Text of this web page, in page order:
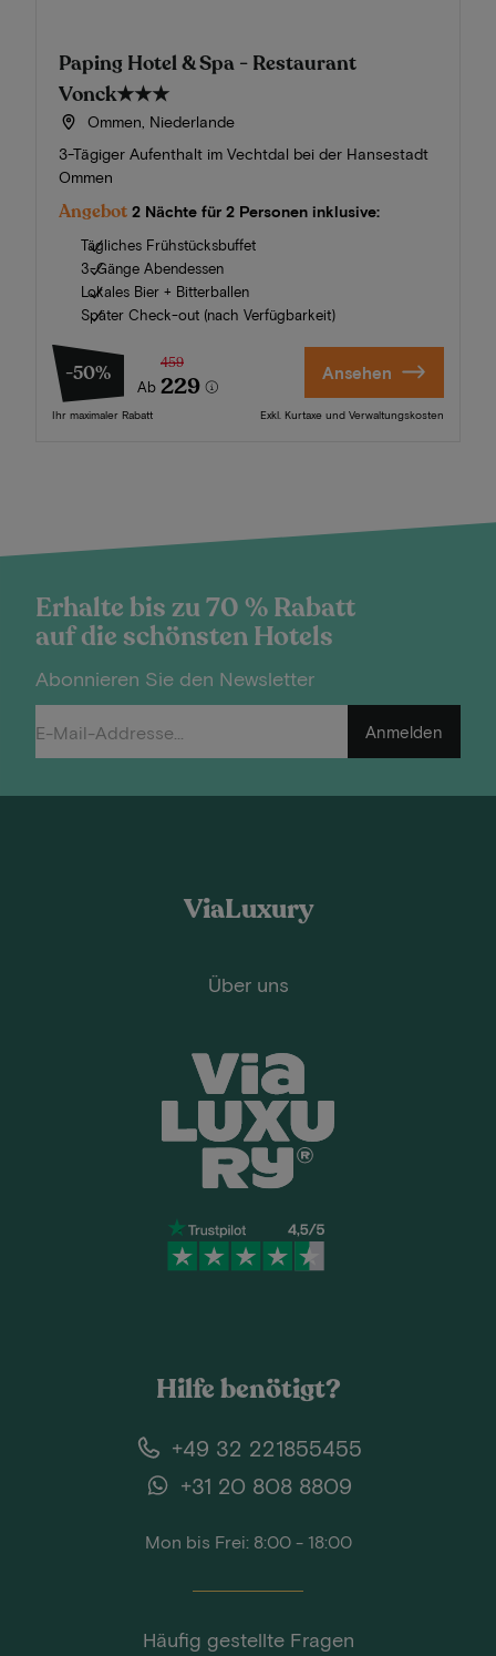
Paping Hotel & Spa - Restaurant
Vonck★★★
Ommen, Niederlande
3-Tägiger Aufenthalt im Vechtdal bei der Hansestadt
Ommen
Angebot 2 Nächte für 2 Personen inklusive:
Tägliches Frühstücksbuffet
3-Gänge Abendessen
Lokales Bier + Bitterballen
Später Check-out (nach Verfügbarkeit)
-50%
Ab
459
229
Ihr maximaler Rabatt
Ansehen
Exkl. Kurtaxe und Verwaltungskosten
Erhalte bis zu 70 % Rabatt
auf die schönsten Hotels
Abonnieren Sie den Newsletter
Anmelden
ViaLuxury
Über uns
Hilfe benötigt?
+49 32 221855455
+31 20 808 8809
Mon bis Frei: 8:00 - 18:00
Häufig gestellte Fragen